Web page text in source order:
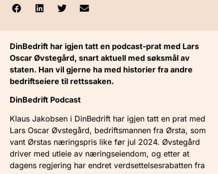
DinBedrift har igjen tatt en podcast-prat med Lars
Oscar Øvstegård, snart aktuell med søksmål av
staten. Han vil gjerne ha med historier fra andre
bedriftseiere til rettssaken.
DinBedrift Podcast
Klaus Jakobsen i DinBedrift har igjen tatt en prat med
Lars Oscar Øvstegård, bedriftsmannen fra Ørsta, som
vant Ørstas næringspris like før jul 2024. Øvstegård
driver med utleie av næringseiendom, og etter at
dagens regjering har endret verdsettelsesrabatten fra